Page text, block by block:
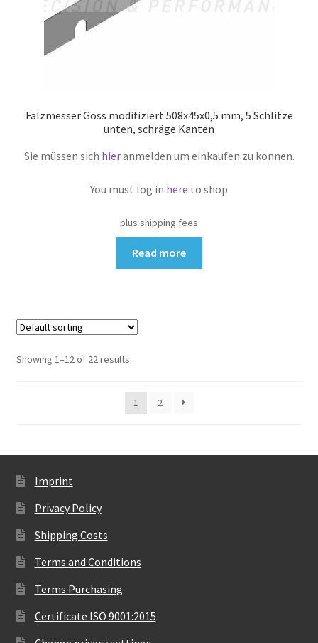
Falzmesser Goss modifiziert 508x45x0,5 mm, 5 Schlitze
unten, schräge Kanten
Sie müssen sich hieranmelden um einkaufen zu können.
You must log in here to shop
plus shipping fees
Read more
Showing 1–12 of 22 results
1 2
Imprint
Privacy Policy
Shipping Costs
Terms and Conditions
Terms Purchasing
Certificate ISO 9001:2015